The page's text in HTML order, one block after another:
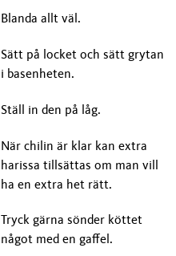
Blanda allt väl.
Sätt på locket och sätt grytan
i basenheten.
Ställ in den på låg.
När chilin är klar kan extra
harissa tillsättas om man vill
ha en extra het rätt.
Tryck gärna sönder köttet
något med en gaffel.